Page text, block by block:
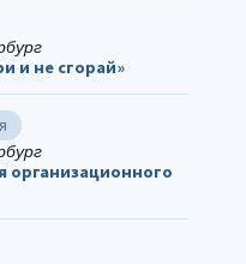
и не сгорай»
организационного